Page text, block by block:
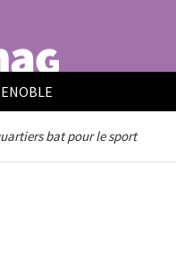
bat pour le sport